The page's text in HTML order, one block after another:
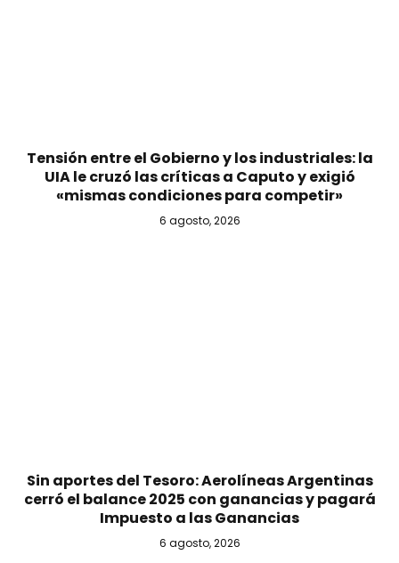
Tensión entre el Gobierno y los industriales: la
UIA le cruzó las críticas a Caputo y exigió
«mismas condiciones para competir»
6 agosto, 2026
Sin aportes del Tesoro: Aerolíneas Argentinas
cerró el balance 2025 con ganancias y pagará
Impuesto a las Ganancias
6 agosto, 2026